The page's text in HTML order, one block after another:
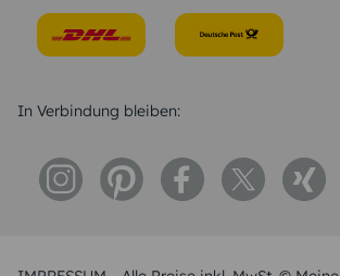
In Verbindung bleiben: